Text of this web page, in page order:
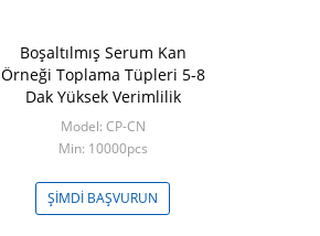
Boşaltılmış Serum Kan
Örneği Toplama Tüpleri 5-8
Dak Yüksek Verimlilik
Model: CP-CN
Min: 10000pcs
ŞIMDI BAŞVURUN